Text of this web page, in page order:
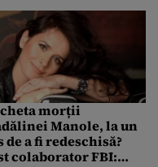
morții
Manole, la un
de a fi redeschisă?
colaborator FBI: